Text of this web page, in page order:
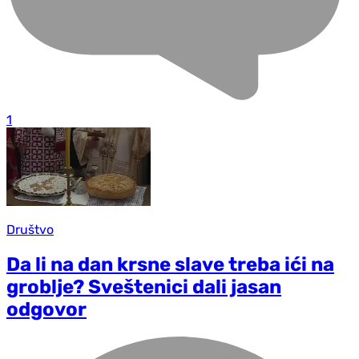
1
Društvo
Da li na dan krsne slave treba ići na
groblje? Sveštenici dali jasan
odgovor